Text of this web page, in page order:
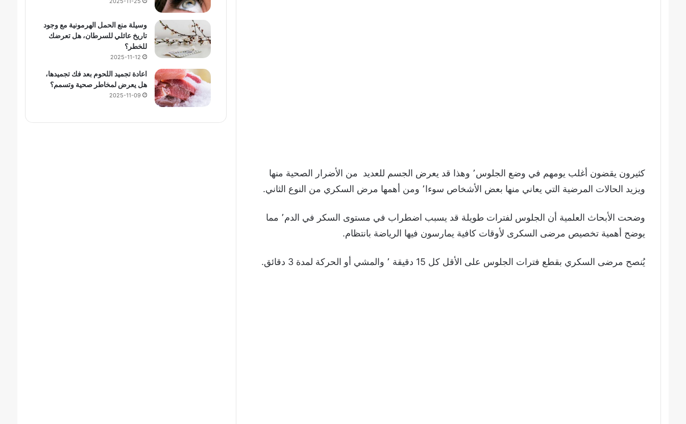
كثيرون يقضون أغلب يومهم في وضع الجلوس٬ وهذا قد يعرض الجسم للعديد من الأضرار الصحية منها
ويزيد الحالات المرضية التي يعاني منها بعض الأشخاص سوءا٬ ومن أهمها مرض السكري من النوع الثاني.
وضحت الأبحاث العلمية أن الجلوس لفترات طويلة قد يسبب اضطراب في مستوى السكر في الدم٬ مما
يوضح أهمية تخصيص مرضى السكرى لأوقات كافية يمارسون فيها الرياضة بانتظام.
يُنصح مرضى السكري بقطع فترات الجلوس على الأقل كل 15 دقيقة ٬ والمشي أو الحركة لمدة 3 دقائق.
وسيلة منع الحمل الهرمونية مع وجود
تاريخ عائلي للسرطان، هل تعرضك
للخطر؟
2025-11-12
اعادة تجميد اللحوم بعد فك تجميدها،
هل يعرض لمخاطر صحية وتسمم؟
2025-11-09